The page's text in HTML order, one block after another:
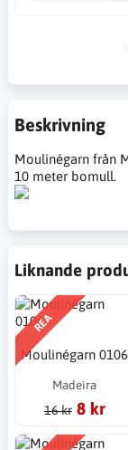
Beskrivning
Moulinégarn från
10 meter bomull.
Liknande
REA
Moulinégarn 0106
Madeira
16 kr 8 kr